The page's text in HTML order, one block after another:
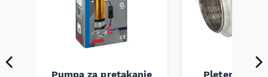
Pumpa za pretakanje
Pletenica